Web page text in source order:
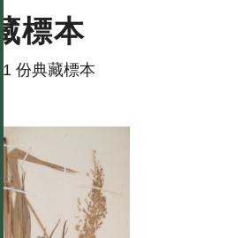
標本
1 份典藏標本